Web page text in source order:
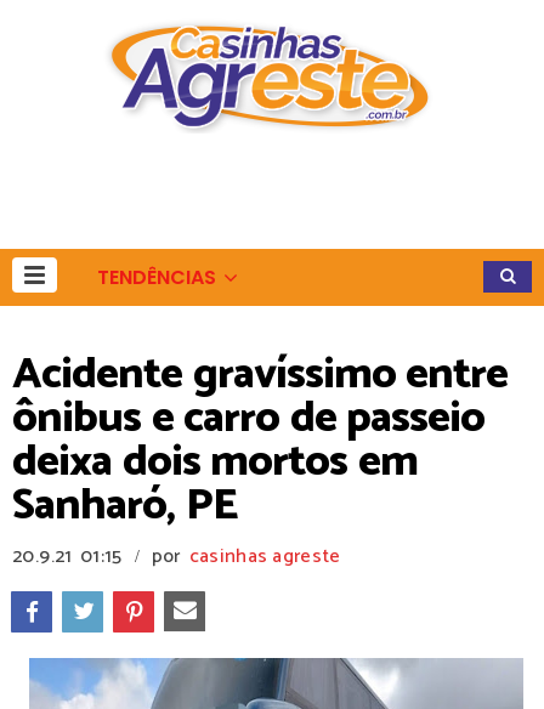
TENDÊNCIAS
Acidente gravíssimo entre
ônibus e carro de passeio
deixa dois mortos em
Sanharó, PE
20.9.21 01:15 / por casinhas agreste